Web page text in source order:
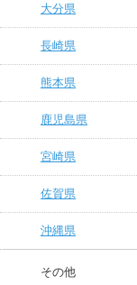
大分県
長崎県
熊本県
鹿児島県
宮崎県
佐賀県
沖縄県
その他